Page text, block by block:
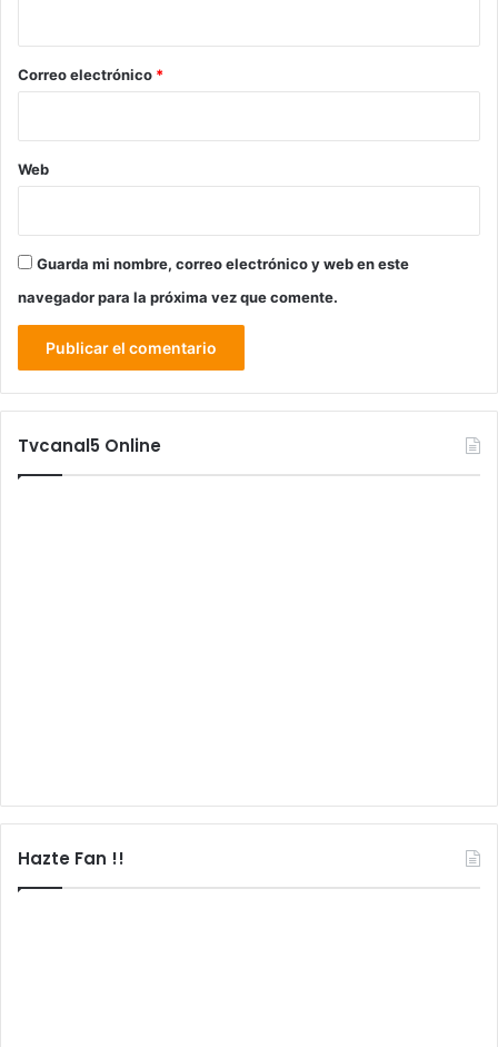
*
Correo electrónico *
Web
Guarda mi nombre, correo electrónico y web en este
navegador para la próxima vez que comente.
Tvcanal5 Online
Hazte Fan !!